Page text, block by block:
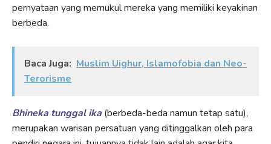
pernyataan yang memukul mereka yang memiliki keyakinan
berbeda.
Baca Juga: Muslim Uighur, Islamofobia dan Neo-
Terorisme
Bhineka tunggal ika (berbeda-beda namun tetap satu),
merupakan warisan persatuan yang ditinggalkan oleh para